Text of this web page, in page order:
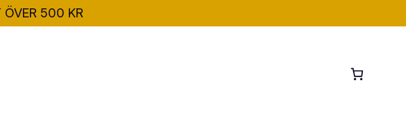
ÖVER 500 KR